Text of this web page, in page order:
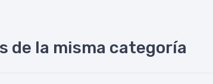
de la misma categoría